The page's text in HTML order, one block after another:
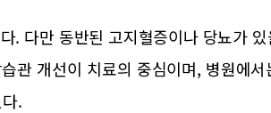
. 다만 동반된 고지혈증이나 당뇨가
관 개선이 치료의 중심이며, 병원에
.